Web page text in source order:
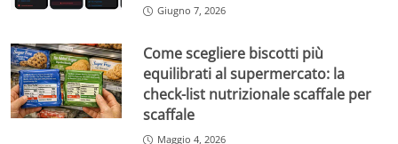
Giugno 7, 2026
Come scegliere biscotti più
equilibrati al supermercato: la
check-list nutrizionale scaffale per
scaffale
Maggio 4, 2026